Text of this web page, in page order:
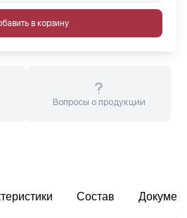
в корзину
Вопросы о продукции
Состав